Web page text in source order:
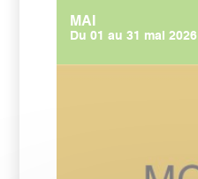
MAI
Du 01 au 31 mai 2026